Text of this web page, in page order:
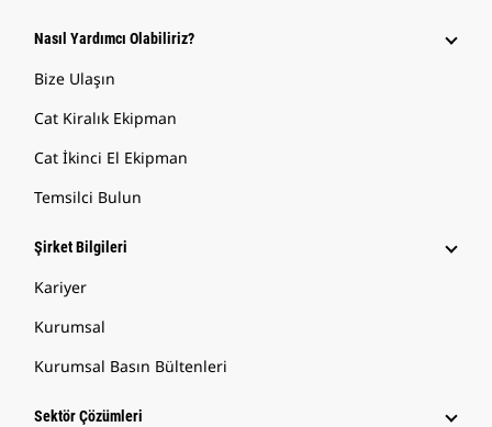
Nasıl Yardımcı Olabiliriz?
Bize Ulaşın
Cat Kiralık Ekipman
Cat İkinci El Ekipman
Temsilci Bulun
Şirket Bilgileri
Kariyer
Kurumsal
Kurumsal Basın Bültenleri
Sektör Çözümleri